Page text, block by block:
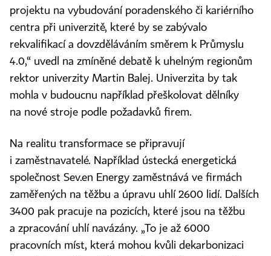
projektu na vybudování poradenského či kariérního
centra při univerzitě, které by se zabývalo
rekvalifikací a dovzděláváním směrem k Průmyslu
4.0,“ uvedl na zmíněné debatě k uhelným regionům
rektor univerzity Martin Balej. Univerzita by tak
mohla v budoucnu například přeškolovat dělníky
na nové stroje podle požadavků firem.
Na realitu transformace se připravují
i zaměstnavatelé. Například ústecká energetická
společnost Sev.en Energy zaměstnává ve firmách
zaměřených na těžbu a úpravu uhlí 2600 lidí. Dalších
3400 pak pracuje na pozicích, které jsou na těžbu
a zpracování uhlí navázány. „To je až 6000
pracovních míst, která mohou kvůli dekarbonizaci